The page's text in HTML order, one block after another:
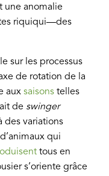
une anomalie
riquiqui—des
sur les processus
de rotation de la
aux saisons telles
de swinger
des variations
qui
tous en
s’oriente grâce